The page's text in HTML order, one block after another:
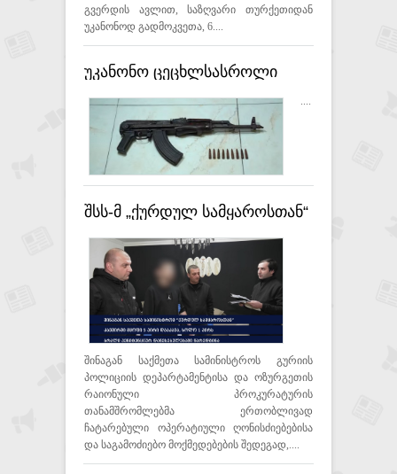
გვერდის ავლით, საზღვარი თურქეთიდან
უკანონოდ გადმოკვეთა, 6....
უკანონო ცეცხლსასროლი
იარაღები და საბრძოლო
მასალა ამოიღეს
შსს-მ „ქურდულ სამყაროსთან“
კავშირში მყოფი ხუთი პირი
დააკავა, ხოლო ერთს ბრალი
პენიტენციურ დაწესებულებაში
წარედგინა
შინაგან საქმეთა სამინისტროს გურიის
პოლიციის დეპარტამენტისა და ოზურგეთის
რაიონული პროკურატურის
თანამშრომლებმა ერთობლივად
ჩატარებული ოპერატიული ღონისძიებებისა
და საგამოძიებო მოქმედებების შედეგად,....